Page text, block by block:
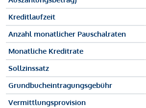
Kreditlaufzeit
Anzahl monatlicher Pauschalraten
Monatliche Kreditrate
Sollzinssatz
Grundbucheintragungsgebühr
Vermittlungsprovision